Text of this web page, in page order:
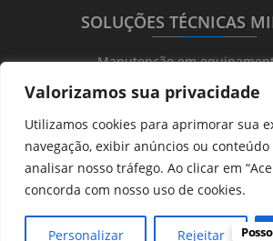
Valorizamos sua privacidade
Utilizamos cookies para aprimorar sua
navegação, exibir anúncios ou
analisar nosso tráfego. Ao clicar em
concorda com nosso uso de cookies.
Personalizar Rejeitar
SOLUÇÕES TÉCNICAS
_______________________
Manutenção em
Ultrassonografia
Ecocardiografia
Transdutores
Hematológicos